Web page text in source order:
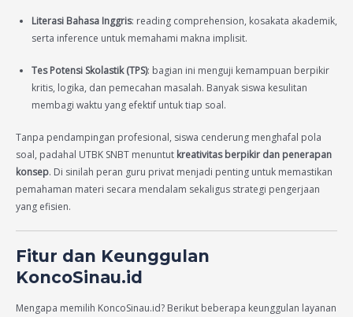
Literasi Bahasa Inggris: reading comprehension, kosakata akademik,
serta inference untuk memahami makna implisit.
Tes Potensi Skolastik (TPS): bagian ini menguji kemampuan berpikir
kritis, logika, dan pemecahan masalah. Banyak siswa kesulitan
membagi waktu yang efektif untuk tiap soal.
Tanpa pendampingan profesional, siswa cenderung menghafal pola
soal, padahal UTBK SNBT menuntut kreativitas berpikir dan penerapan
konsep. Di sinilah peran guru privat menjadi penting untuk memastikan
pemahaman materi secara mendalam sekaligus strategi pengerjaan
yang efisien.
Fitur dan Keunggulan
KoncoSinau.id
Mengapa memilih KoncoSinau.id? Berikut beberapa keunggulan layanan